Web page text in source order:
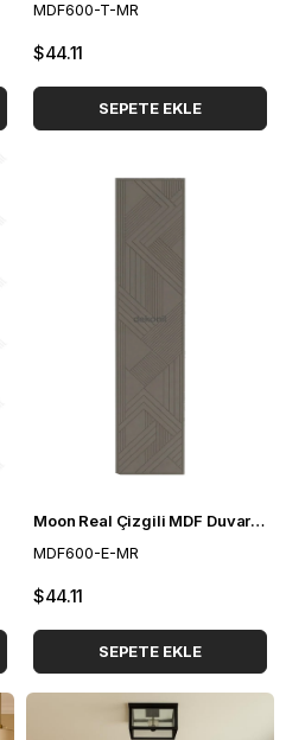
MDF600-T-MR
$44.11
SEPETE EKLE
Moon Real Çizgili MDF Duvar Paneli 60*275 cm
MDF600-E-MR
$44.11
SEPETE EKLE